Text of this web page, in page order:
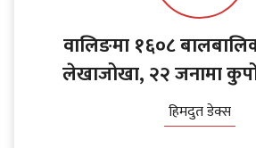
वालिङमा १६०८
लेखाजोखा, २२ जनामा
हिमदुत डेक्स